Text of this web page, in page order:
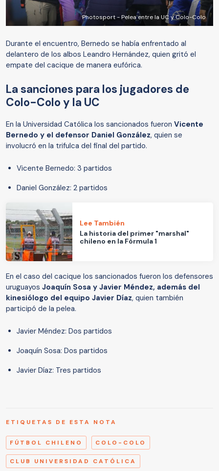
Photosport - Pelea entre la UC y Colo-Colo
Durante el encuentro, Bernedo se había enfrentado al
delantero de los albos Leandro Hernández, quien gritó el
empate del cacique de manera eufórica.
La sanciones para los jugadores de
Colo-Colo y la UC
En la Universidad Católica los sancionados fueron Vicente
Bernedo y el defensor Daniel González, quien se
involucró en la trifulca del final del partido.
Vicente Bernedo: 3 partidos
Daniel González: 2 partidos
Lee También
La historia del primer "marshal"
chileno en la Fórmula 1
En el caso del cacique los sancionados fueron los defensores
uruguayos Joaquín Sosa y Javier Méndez, además del
kinesiólogo del equipo Javier Díaz, quien también
participó de la pelea.
Javier Méndez: Dos partidos
Joaquín Sosa: Dos partidos
Javier Díaz: Tres partidos
ETIQUETAS DE ESTA NOTA
FÚTBOL CHILENO COLO-COLO
CLUB UNIVERSIDAD CATÓLICA